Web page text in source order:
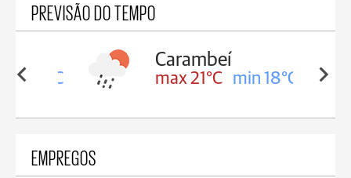
PREVISÃO DO TEMPO
18°C
Carambeí
max 21°C min 18°C
EMPREGOS